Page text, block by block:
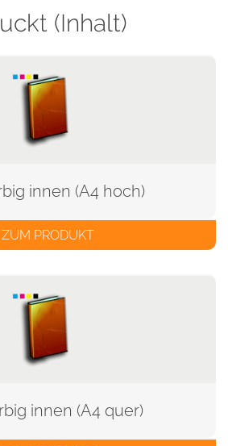
(Inhalt)
innen (A4 hoch)
ZUM PRODUKT
innen (A4 quer)